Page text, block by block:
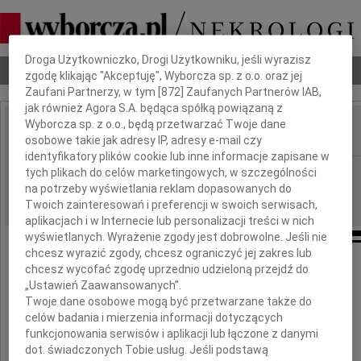
Nekrologi Odeszli Poradnik pogrzebowy
IMIĘ I NAZWISKO:
REGION: Bydgoszcz
DATA EMISJI: 06.04.2011
Iwonie Majewskiej
wyrazy głębokiego współczucia
z powodu śmierci
Dbamy o Twoją prywatność
Droga Użytkowniczko, Drogi Użytkowniku, jeśli wyrazisz
zgodę klikając "Akceptuję", Wyborcza sp. z o.o. oraz jej
Zaufani Partnerzy, w tym [872 ] Zaufanych Partnerów IAB,
jak również Agora S.A. będąca spółką powiązaną z
Wyborcza sp. z o.o., będą przetwarzać Twoje dane
osobowe takie jak adresy IP, adresy e-mail czy
identyfikatory plików cookie lub inne informacje zapisane w
tych plikach do celów marketingowych, w szczególności
na potrzeby wyświetlania reklam dopasowanych do
Twoich zainteresowań i preferencji w swoich serwisach,
aplikacjach i w Internecie lub personalizacji treści w nich
wyświetlanych. Wyrażenie zgody jest dobrowolne. Jeśli nie
chcesz wyrazić zgody, chcesz ograniczyć jej zakres lub
chcesz wycofać zgodę uprzednio udzieloną przejdź do
„Ustawień Zaawansowanych”.
Twoje dane osobowe mogą być przetwarzane także do
celów badania i mierzenia informacji dotyczących
funkcjonowania serwisów i aplikacji lub łączone z danymi
dot. świadczonych Tobie usług. Jeśli podstawą